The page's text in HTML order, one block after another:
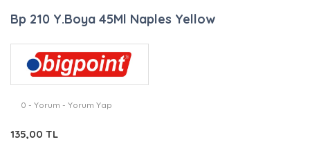
Bp 210 Y.Boya 45Ml Naples Yellow
0 - Yorum - Yorum Yap
135,00 TL